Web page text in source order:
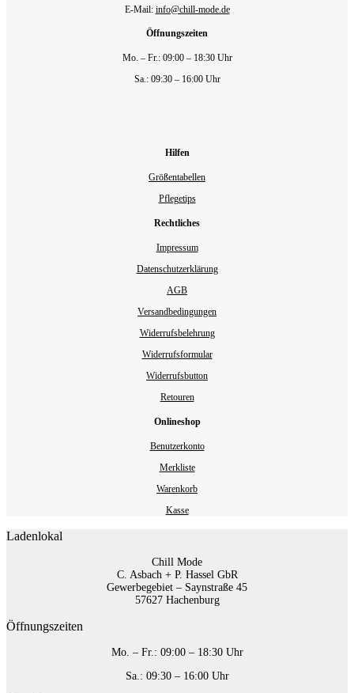
E-Mail: info@chill-mode.de
Öffnungszeiten
Mo. – Fr.: 09:00 – 18:30 Uhr
Sa.: 09:30 – 16:00 Uhr
Hilfen
Größentabellen
Pflegetips
Rechtliches
Impressum
Datenschutzerklärung
AGB
Versandbedingungen
Widerrufsbelehrung
Widerrufsformular
Widerrufsbutton
Retouren
Onlineshop
Benutzerkonto
Merkliste
Warenkorb
Kasse
Ladenlokal
Chill Mode
C. Asbach + P. Hassel GbR
Gewerbegebiet – Saynstraße 45
57627 Hachenburg
Öffnungszeiten
Mo. – Fr.: 09:00 – 18:30 Uhr
Sa.: 09:30 – 16:00 Uhr